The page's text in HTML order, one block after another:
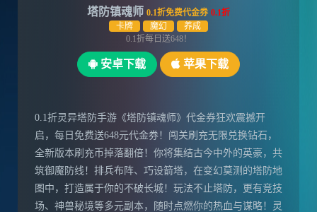
塔防镇魂师 0.1折免费代金券 0.1折
卡牌
魔幻
养成
0.1折每日送648！
安卓下载 苹果下载
0.1折灵异塔防手游《塔防镇魂师》代金券狂欢震撼开
启，每日免费送648元代金券！闯关刷充无限兑换钻石，
全新版本刷充币掉落翻倍！你将集结古今中外的英豪，共
筑御魔防线！排兵布阵、巧设箭塔，在变幻莫测的塔防地
图中，打造属于你的不破长城！玩法不止塔防，更有竞技
场、神兽秘境等多元副本，随时点燃你的热血与谋略！灵